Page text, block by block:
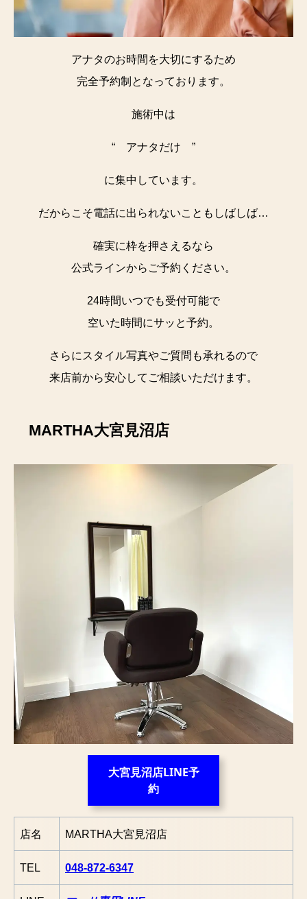
アナタのお時間を大切にするため
完全予約制となっております。
施術中は
“ アナタだけ ”
に集中しています。
だからこそ電話に出られないこともしばしば…
確実に枠を押さえるなら
公式ラインからご予約ください。
24時間いつでも受付可能で
空いた時間にサッと予約。
さらにスタイル写真やご質問も承れるので
来店前から安心してご相談いただけます。
MARTHA大宮見沼店
大宮見沼店LINE予
約
店名 MARTHA大宮見沼店
TEL 048-872-6347